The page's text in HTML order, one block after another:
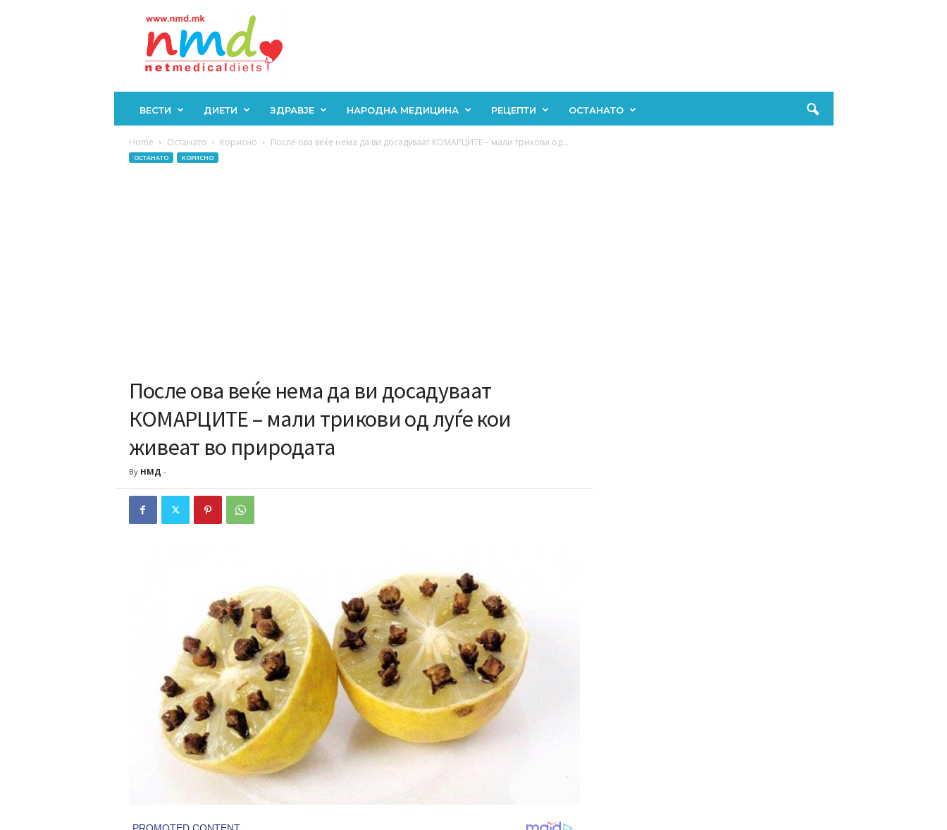
ВЕСТИ ДИЕТИ ЗДРАВЈЕ НАРОДНА МЕДИЦИНА РЕЦЕПТИ ОСТАНАТО
Home Останато Корисно После ова веќе нема да ви досадуваат КОМАРЦИТЕ – мали трикови од...
ОСТАНАТО КОРИСНО
После ова веќе нема да ви досадуваат
КОМАРЦИТЕ – мали трикови од луѓе кои
живеат во природата
By НМД -